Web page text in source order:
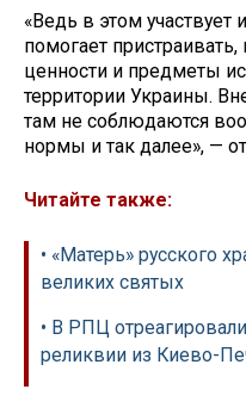
«Ведь в этом
помогает
ценности и предметы
территории Украины.
там не соблюдаются
нормы и так далее», —
Читайте также:
• «Матерь» русского
великих святых
• В РПЦ
реликвии из Киево-